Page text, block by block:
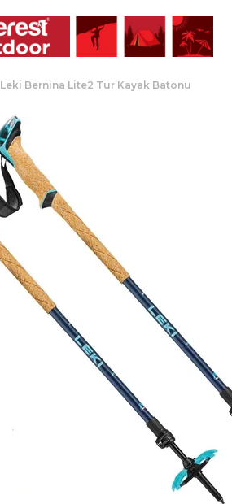
Leki Bernina Lite2 Tur Kayak Batonu